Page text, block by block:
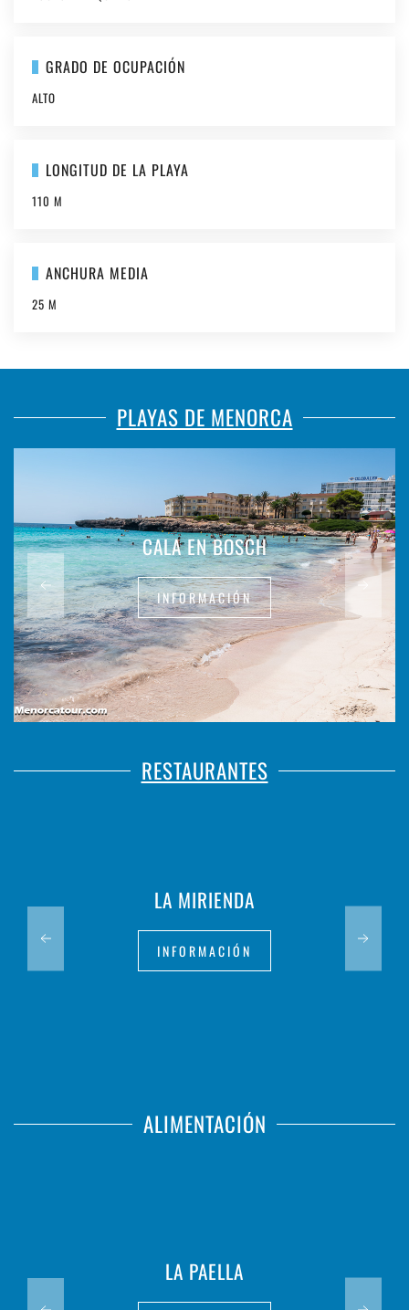
GRADO DE OCUPACIÓN
ALTO
LONGITUD DE LA PLAYA
110 M
ANCHURA MEDIA
25 M
PLAYAS DE MENORCA
CALA EN BOSCH
INFORMACIÓN
RESTAURANTES
LA MIRIENDA
INFORMACIÓN
ALIMENTACIÓN
LA PAELLA